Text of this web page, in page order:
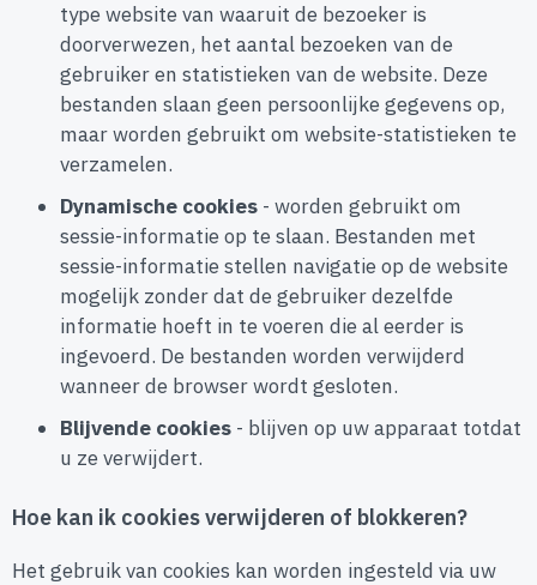
type website van waaruit de bezoeker is
doorverwezen, het aantal bezoeken van de
gebruiker en statistieken van de website. Deze
bestanden slaan geen persoonlijke gegevens op,
maar worden gebruikt om website-statistieken te
verzamelen.
Dynamische cookies - worden gebruikt om
sessie-informatie op te slaan. Bestanden met
sessie-informatie stellen navigatie op de website
mogelijk zonder dat de gebruiker dezelfde
informatie hoeft in te voeren die al eerder is
ingevoerd. De bestanden worden verwijderd
wanneer de browser wordt gesloten.
Blijvende cookies - blijven op uw apparaat totdat
u ze verwijdert.
Hoe kan ik cookies verwijderen of blokkeren?
Het gebruik van cookies kan worden ingesteld via uw